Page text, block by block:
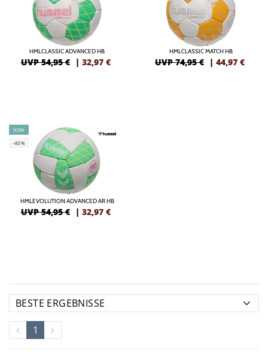
HMLCLASSIC ADVANCED HB
UVP 54,95 € | 32,97 €
HMLCLASSIC MATCH HB
UVP 74,95 € | 44,97 €
NEW
-40%
HMLEVOLUTION ADVANCED AR HB
UVP 54,95 € | 32,97 €
1